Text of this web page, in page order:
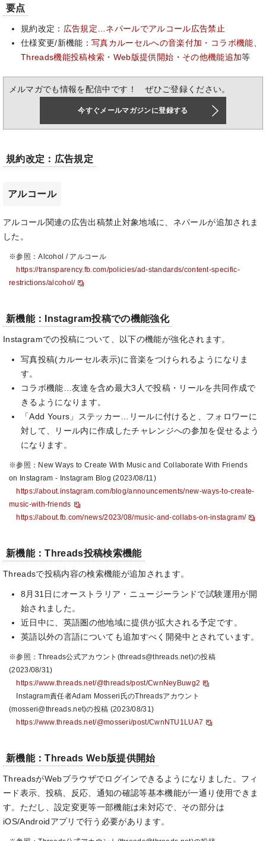
要点
規約改定： 広告規定…ネパールでアルコール広告禁止
仕様変更/新機能：写真カルーセルへの音楽付加・コラボ機能
Threads機能投稿検索 ・ Web版提供開始 ・ その他機能追加等
メルマガでも情報を配信中です！ ぜひご登録ください。
今すぐメールマガジンに登録する
規約改定：広告規定
アルコール
アルコール関連の広告出稿禁止対象地域に、ネパールが追加されま
した。
※参照：Alcohol / アルコール
https://transparency.fb.com/policies/ad-standards/content-specific-
restrictions/alcohol/
新機能：Instagram投稿での機能強化
Instagramでの投稿について、以下の機能が強化されます。
写真投稿(カルーセル表示)に音楽をつけられるようになりま
す。
コラボ機能…友達を含め最大3人で投稿・リールを共同作成で
きるようになります。
「Add Yours」ステッカー…リールに付けると、フォロワーに
対して、リール内に作成したチャレンジへの参加を促せるよう
になります。
※参照：New Ways to Create With Music and Collaborate With Friends
on Instagram - Instagram Blog (2023/08/11)
https://about.instagram.com/blog/announcements/new-ways-to-create-
music-with-friends
https://about.fb.com/news/2023/08/music-and-collabs-on-instagram/
新機能：Threads投稿検索機能
Threadsで投稿内容の検索機能が追加されます。
8月31日にオーストラリア・ニュージーランドで試験運用が開
始されました。
近日中に、英語圏の他地域に提供が拡大される予定です。
英語以外の言語についても追加すべく開発中とされています。
※参照：Threads公式アカウント(threads@threads.net)の投稿
(2023/08/31)
https://www.threads.net/@threads/post/CwnNeyBuwg2
Instagram責任者Adam Mosseri氏のThreadsアカウント
(mosseri@threads.net)の投稿 (2023/08/31)
https://www.threads.net/@mosseri/post/CwnNTU1LUA7
新機能：Threads Web版提供開始
ThreadsがWebブラウザでログインできるようになりました。フィ
ード表示、投稿、反応、通知の確認等基本機能が一通り使用できま
す。ただし、設定変更等一部機能は未対応で、その部分は
iOS/Androidアプリで行う必要があります。